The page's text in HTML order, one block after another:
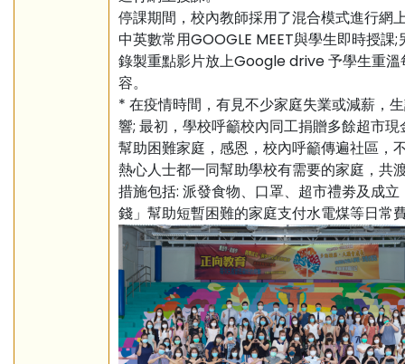
停課期間，校內教師採用了混合模式進行網
中英數常用GOOGLE MEET與學生即時授課;
錄製重點影片放上Google drive 予學生重溫
容。
* 在疫情時間，有見不少家庭失業或減薪，
響; 最初，學校呼籲校內同工捐贈多餘超市現
幫助困難家庭，感恩，校內呼籲傳遍社區，
熱心人士都一同幫助學校有需要的家庭，共
措施包括: 派發食物、口罩、超市禮劵及成立
錢」幫助短暫困難的家庭支付水電煤等日常